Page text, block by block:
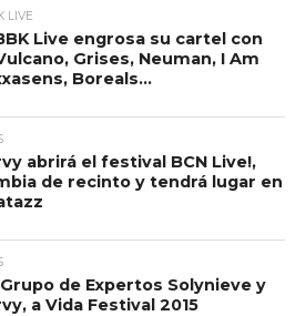
LIVE
Live engrosa su cartel con
Grises, Neuman, I Am
Boreals…
abrirá el festival BCN Live!,
de recinto y tendrá lugar en
de Expertos Solynieve y
a Vida Festival 2015